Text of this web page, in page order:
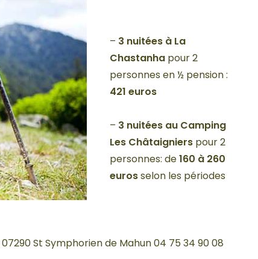
– 3 nuitées à La
Chastanha pour 2
personnes en ½ pension :
421 euros
– 3 nuitées au Camping
Les Châtaigniers pour 2
personnes: de160 à 260
eurosselon les périodes
07290 St Symphorien de Mahun 04 75 34 90 08